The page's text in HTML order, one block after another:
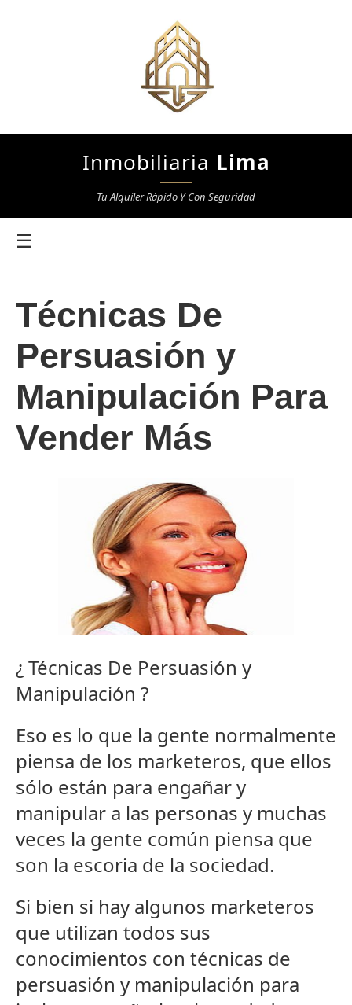
Inmobiliaria Lima
Tu Alquiler Rápido Y Con Seguridad
☰
Técnicas De
Persuasión y
Manipulación Para
Vender Más
¿ Técnicas De Persuasión y
Manipulación ?
Eso es lo que la gente normalmente
piensa de los marketeros, que ellos
sólo están para engañar y
manipular a las personas y muchas
veces la gente común piensa que
son la escoria de la sociedad.
Si bien si hay algunos marketeros
que utilizan todos sus
conocimientos con técnicas de
persuasión y manipulación para